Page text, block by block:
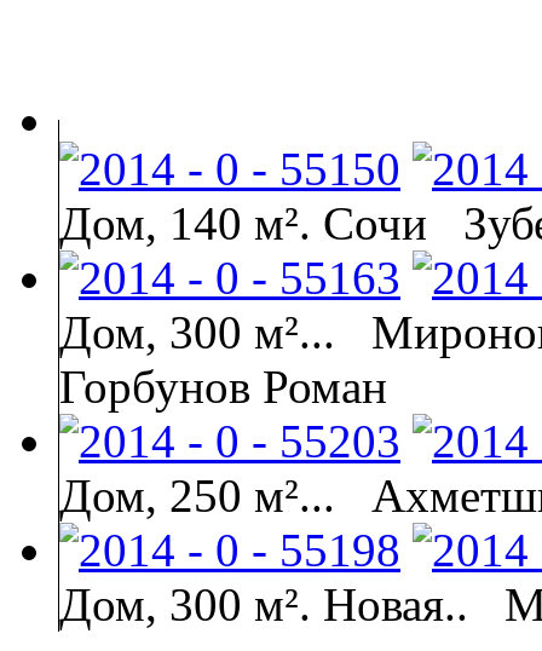
Дом, 140 м². Сочи
Дом, 300 м²...
Горбунов Роман
Дом, 250 м²...
Дом, 300 м². Новая..